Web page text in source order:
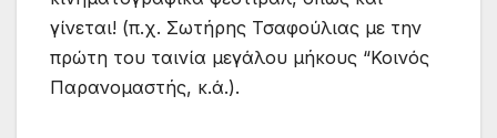
γίνεται! (π.χ. Σωτήρης Τσαφούλιας με την
πρώτη του ταινία μεγάλου μήκους “Κοινός
Παρανομαστής, κ.ά.).